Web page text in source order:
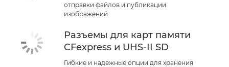
отправки файлов и публикации
изображений
Разъемы для карт памяти
CFexpress и UHS-II SD
Гибкие и надежные опции для хранения